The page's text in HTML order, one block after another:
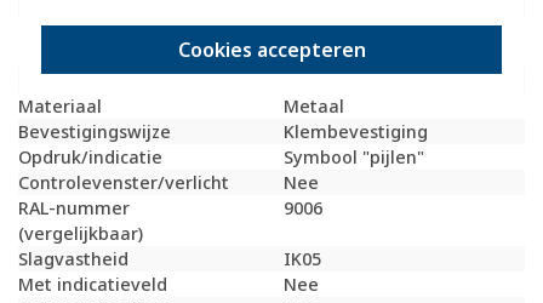
Cookies accepteren
Oppervlaktebescherming
Geanodiseerd /
geëloxeerd
Materiaalkwaliteit
Aluminium
Materiaal
Metaal
Bevestigingswijze
Klembevestiging
Opdruk/indicatie
Symbool "pijlen"
Controlevenster/verlicht
Nee
RAL-nummer
(vergelijkbaar)
9006
Slagvastheid
IK05
Met indicatieveld
Nee